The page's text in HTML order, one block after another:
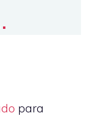
para